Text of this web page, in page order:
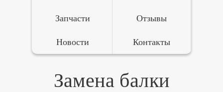
Запчасти Отзывы
Новости Контакты
Замена балки